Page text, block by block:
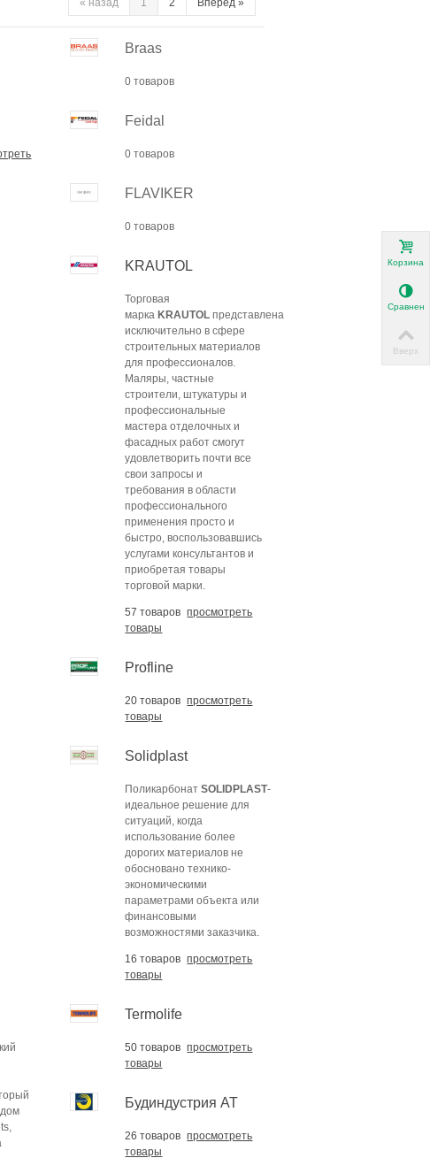
« назад 1 2 Вперед »
Braas
0 товаров
Feidal
0 товаров
FLAVIKER
0 товаров
KRAUTOL
Торговая
маркаKRAUTOL представлена
исключительно в сфере
строительных материалов
для профессионалов.
Маляры, частные
строители, штукатуры и
профессиональные
мастера отделочных и
фасадных работ смогут
удовлетворить почти все
свои запросы и
требования в области
профессионального
применения просто и
быстро, воспользовавшись
услугами консультантов и
приобретая товары
торговой марки.
57 товаров просмотреть
товары
Profline
20 товаров просмотреть
товары
Solidplast
ПоликарбонатSOLIDPLAST-
идеальное решение для
ситуаций, когда
использование более
дорогих материалов не
обосновано технико-
экономическими
параметрами объекта или
финансовыми
возможностями заказчика.
16 товаров просмотреть
товары
Termolife
50 товаров просмотреть
товары
Будиндустрия АТ
26 товаров просмотреть
товары
Корзина
Вверх